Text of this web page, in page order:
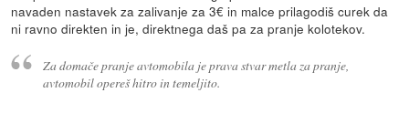
navaden nastavek za zalivanje za 3€ in malce prilagodiš curek da
ni ravno direkten in je, direktnega daš pa za pranje kolotekov.
Za domače pranje avtomobila je prava stvar metla za pranje,
avtomobil opereš hitro in temeljito.